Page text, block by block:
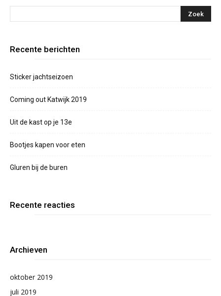
Recente berichten
Sticker jachtseizoen
Coming out Katwijk 2019
Uit de kast op je 13e
Bootjes kapen voor eten
Gluren bij de buren
Recente reacties
Archieven
oktober 2019
juli 2019